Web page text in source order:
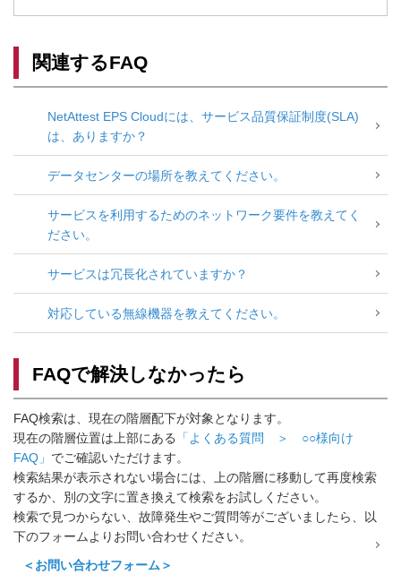
関連するFAQ
NetAttest EPS Cloudには、サービス品質保証制度(SLA)
は、ありますか？
データセンターの場所を教えてください。
サービスを利用するためのネットワーク要件を教えてく
ださい。
サービスは冗長化されていますか？
対応している無線機器を教えてください。
FAQで解決しなかったら
FAQ検索は、現在の階層配下が対象となります。
現在の階層位置は上部にある
「よくある質問 ＞ ○○様向け
FAQ」 でご確認いただけます。
検索結果が表示されない場合には、上の階層に移動して再度検索
するか、別の文字に置き換えて検索をお試しください。
検索で見つからない、故障発生やご質問等がございましたら、以
下のフォームよりお問い合わせください。
＜お問い合わせフォーム＞